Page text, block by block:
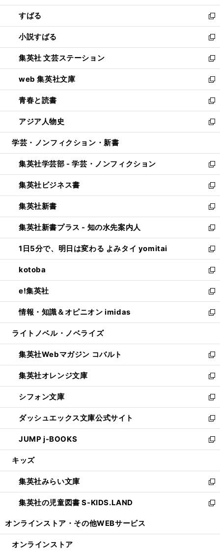
開
く
ウ
で
開
く
ン
ド
ウ
で
開
く
すばる
新
し
い
ウ
ィ
ン
ド
ウ
で
開
く
小説すばる
新
し
い
ウ
ィ
ン
ド
ウ
で
開
集英社 文芸ステーション
新
し
い
ウ
ィ
ン
ド
ウ
開
く
web 集英社文庫
新
し
い
ウ
ィ
ン
ウ
で
開
く
青春と読書
新
し
い
ウ
ン
ド
ウ
で
開
く
アジア人物史
新
し
ウ
ィ
ン
ド
ウ
で
開
く
学芸・ノンフィクション・新書
集英社学芸部 - 学芸・ノンフィクション
新
し
い
ウ
ィ
ン
ド
ウ
で
開
く
集英社ビジネス書
新
し
い
ウ
ィ
ン
ド
ウ
で
開
く
集英社新書
新
し
い
ウ
ィ
ン
ド
ウ
で
開
く
集英社新書プラス - 知の水先案内人
新
し
い
ウ
ィ
ン
ド
ウ
で
開
1日5分で、明日は変わる よみタイ yomitai
新
し
い
ウ
ィ
ン
ド
ウ
開
く
kotoba
新
し
い
ウ
ィ
ン
ウ
で
開
く
e!集英社
新
し
い
ウ
ン
ド
ウ
で
開
く
情報・知識＆オピニオン imidas
新
し
ウ
ィ
ン
ド
ウ
で
開
く
ライトノベル・ノベライズ
集英社Webマガジン コバルト
新
し
い
ウ
ィ
ン
ド
ウ
で
開
集英社オレンジ文庫
新
し
い
ウ
ィ
ン
ド
ウ
開
く
シフォン文庫
新
し
い
ウ
ィ
ン
ウ
で
開
く
ダッシュエックス文庫公式サイト
新
し
い
ウ
ン
ド
ウ
で
JUMP j-BOOKS
新
し
ウ
ィ
ン
ド
開
キッズ
集英社みらい文庫
新
し
い
ン
集英社の児童図書 S-KIDS.LAND
新
ウ
オンラインストア・ その他WEBサービス
オンラインストア